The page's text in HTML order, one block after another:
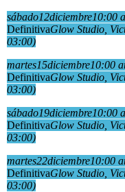
sábado12diciembre10:00
DefinitivaGlow Studio ,
03:00)
martes15diciembre10:00
DefinitivaGlow Studio ,
03:00)
sábado19diciembre10:00
DefinitivaGlow Studio ,
03:00)
martes22diciembre10:00
DefinitivaGlow Studio ,
03:00)